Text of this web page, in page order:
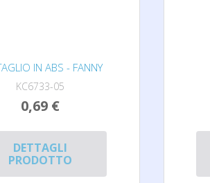
IN ABS - FANNY
KC6733-05
0,69 €
DETTAGLI
PRODOTTO